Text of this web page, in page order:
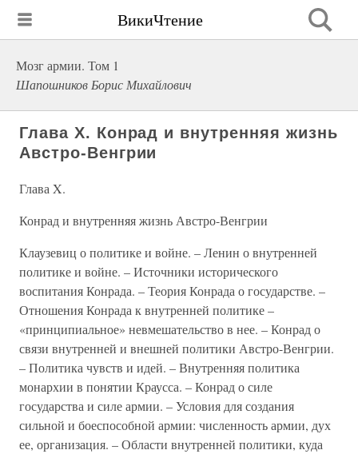
ВикиЧтение
Мозг армии. Том 1
Шапошников Борис Михайлович
Глава X. Конрад и внутренняя жизнь
Австро-Венгрии
Глава X.
Конрад и внутренняя жизнь Австро-Венгрии
Клаузевиц о политике и войне. – Ленин о внутренней
политике и войне. – Источники исторического
воспитания Конрада. – Теория Конрада о государстве. –
Отношения Конрада к внутренней политике –
«принципиальное» невмешательство в нее. – Конрад о
связи внутренней и внешней политики Австро-Венгрии.
– Политика чувств и идей. – Внутренняя политика
монархии в понятии Краусса. – Конрад о силе
государства и силе армии. – Условия для создания
сильной и боеспособной армии: численность армии, дух
ее, организация. – Области внутренней политики, куда